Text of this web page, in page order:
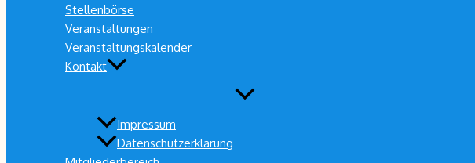
Stellenbörse
Veranstaltungen
Veranstaltungskalender
Kontakt
Impressum
Datenschutzerklärung